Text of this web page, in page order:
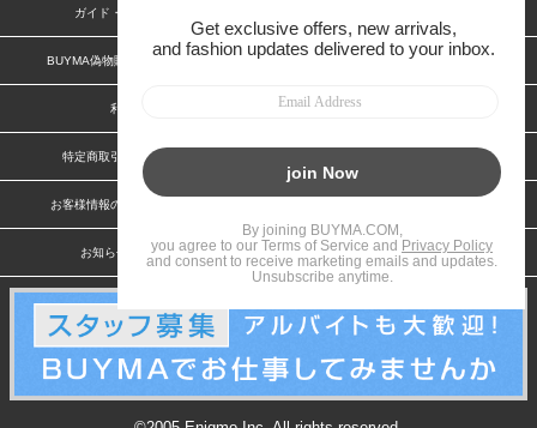
ガイド・お問い合わせ
BUYMA偽物販売防止の取り組み BUYMA CARD
利用規約
特定商取引法に関する表記 特定商取引法に関する表記(出品者)
お客様情報の外部送信について
お知らせ(PCサイト) 会社案内